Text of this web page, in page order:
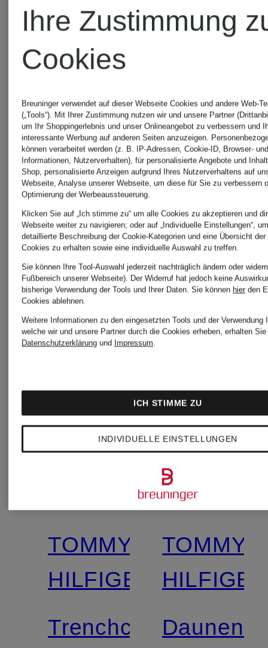
HILFIGER
Wollmantel
239,99 €
Bestpreis:
203,99 €
Ursprünglich:
399,90 €
159,99
Bestpreis:
143,99 €
349,90 €
+Aktionsrabatt
TOMMY
HILFIGER
Trenchcoat
TOMMY
Ihre Zustimmung
Cookies
Breuninger verwendet auf dieser Webseite Cookies und andere Web-
(„Tools“). Mit Ihrer Zustimmung nutzen wir und unsere Partner
um Ihr Shoppingerlebnis und unser Onlineangebot zu verbessern und
interessante Werbung auf anderen Seiten anzuzeigen.
können verarbeitet werden (z. B. IP-Adressen, Cookie-ID, Browser-
Informationen, Nutzerverhalten), für personalisierte Angebote und
Shop, personalisierte Anzeigen aufgrund Ihres Nutzerverhaltens auf
Webseite, Analyse unserer Webseite, um diese für Sie zu verbessern
Optimierung der Werbeaussteuerung.
Klicken Sie auf „Ich stimme zu“ um alle Cookies zu akzeptieren und
Webseite weiter zu navigieren; oder auf „Individuelle Einstellungen“,
detaillierte Beschreibung der Cookie-Kategorien und eine Übersicht
Cookies zu erhalten sowie eine individuelle Auswahl zu treffen.
Sie können Ihre Tool-Auswahl jederzeit nachträglich ändern oder
Fußbereich unserer Webseite). Der Widerruf hat jedoch keine
bisherige Verwendung der Tools und Ihrer Daten. Sie können hier den
Cookies ablehnen.
Weitere Informationen zu den eingesetzten Tools und der Verwendung
welche wir und unsere Partner durch die Cookies erheben, erhalten
Datenschutzerklärung und Impressum.
INDIVIDUELLE EINSTELLUNGEN
ICH STIMME ZU